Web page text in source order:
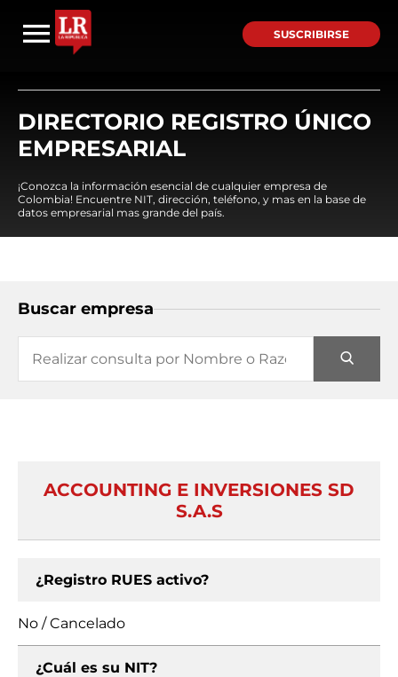
SUSCRIBIRSE
DIRECTORIO REGISTRO ÚNICO
EMPRESARIAL
¡Conozca la información esencial de cualquier empresa de
Colombia! Encuentre NIT, dirección, teléfono, y mas en la base de
datos empresarial mas grande del país.
Buscar empresa
ACCOUNTING E INVERSIONES SD
S.A.S
¿Registro RUES activo?
No / Cancelado
¿Cuál es su NIT?